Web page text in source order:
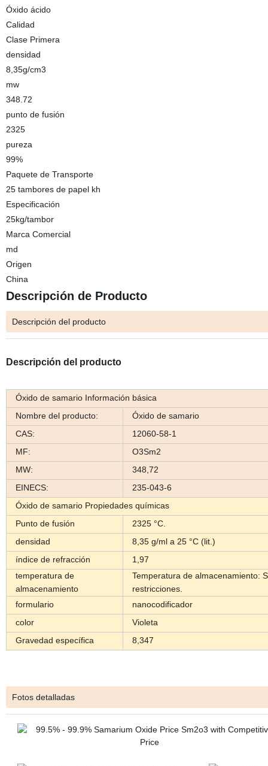
Óxido ácido
Calidad
Clase Primera
densidad
8,35g/cm3
mw
348.72
punto de fusión
2325
pureza
99%
Paquete de Transporte
25 tambores de papel kh
Especificación
25kg/tambor
Marca Comercial
md
Origen
China
Descripción de Producto
Descripción del producto
Descripción del producto
Óxido de samario Información básica
Nombre del producto:
Óxido de samario
CAS:
12060-58-1
MF:
O3Sm2
MW:
348,72
EINECS:
235-043-6
Óxido de samario Propiedades químicas
Punto de fusión
2325 °C.
densidad
8,35 g/ml a 25 °C (lit.)
índice de refracción
1,97
temperatura de
almacenamiento
Temperatura de almacenamiento:
restricciones.
formulario
nanocodificador
color
Violeta
Gravedad específica
8,347
Fotos detalladas